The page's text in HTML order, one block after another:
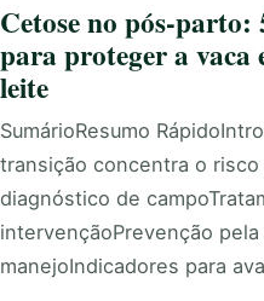
Cetose no pós-parto:
para proteger a vaca
leite
SumárioResumo
transição concentra o risco
diagnóstico de
intervençãoPrevenção
manejoIndicadores para